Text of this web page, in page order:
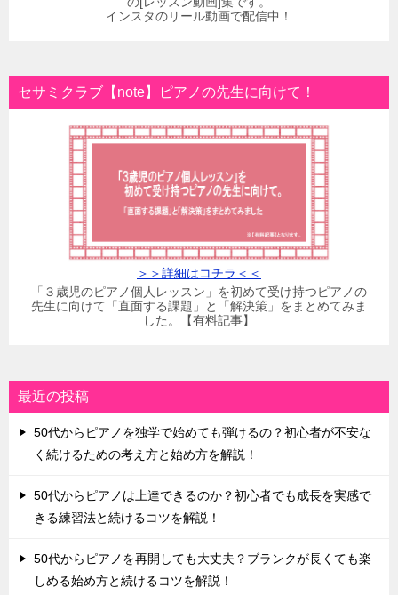
インスタのリール動画で配信中！
セサミクラブ【note】ピアノの先生に向けて！
＞＞詳細はコチラ＜＜
「３歳児のピアノ個人レッスン」を初めて受け持つピアノの
先生に向けて「直面する課題」と「解決策」をまとめてみま
した。【有料記事】
最近の投稿
50代からピアノを独学で始めても弾けるの？初心者が不安な
く続けるための考え方と始め方を解説！
50代からピアノは上達できるのか？初心者でも成長を実感で
きる練習法と続けるコツを解説！
50代からピアノを再開しても大丈夫？ブランクが長くても楽
しめる始め方と続けるコツを解説！